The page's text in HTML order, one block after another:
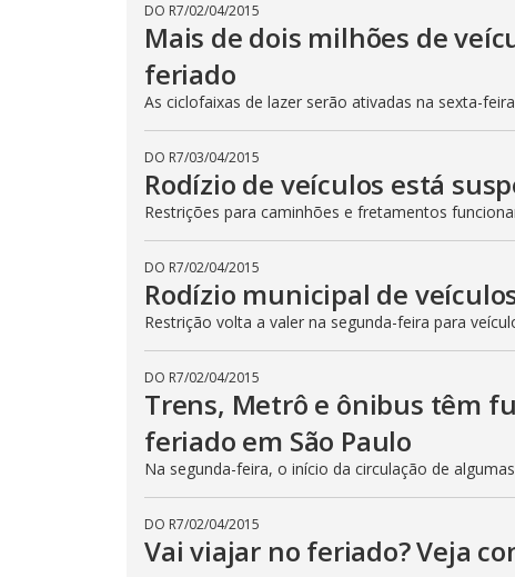
DO R7/02/04/2015
Mais de dois milhões de
feriado
As ciclofaixas de lazer serão ativadas na sexta-
DO R7/03/04/2015
Rodízio de veículos está
Restrições para caminhões e fretamentos
DO R7/02/04/2015
Rodízio municipal de
Restrição volta a valer na segunda-feira para
DO R7/02/04/2015
Trens, Metrô e ônibus têm
feriado em São Paulo
Na segunda-feira, o início da circulação de
DO R7/02/04/2015
Vai viajar no feriado? Veja